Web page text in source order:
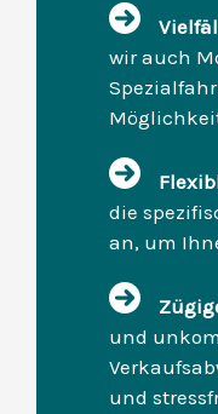
wir auch
die
an, um
und
und